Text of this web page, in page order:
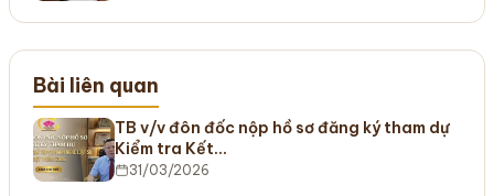
Bài liên quan
TB v/v đôn đốc nộp hồ sơ đăng ký tham dự
Kiểm tra Kết…
31/03/2026